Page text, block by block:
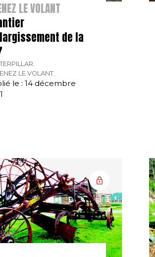
LE VOLANT
de la
LE VOLANT.
le : 14 décembre